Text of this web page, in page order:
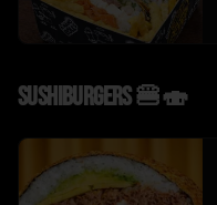
Sushiburgers 🍔🍣